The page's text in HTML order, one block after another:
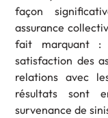
façon
assurance
fait marquant :
satisfaction des
relations avec
résultats sont
survenance de